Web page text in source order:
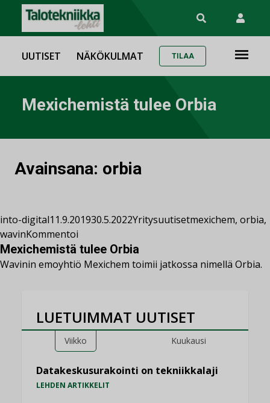
UUTISET NÄKÖKULMAT TILAA
Mexichemistä tulee Orbia
Avainsana: orbia
into-digital11.9.201930.5.2022Yritysuutisetmexichem, orbia,
wavinKommentoi
Mexichemistä tulee Orbia
Wavinin emoyhtiö Mexichem toimii jatkossa nimellä Orbia.
LUETUIMMAT UUTISET
Viikko Kuukausi
Datakeskusurakointi on tekniikkalaji
LEHDEN ARTIKKELIT